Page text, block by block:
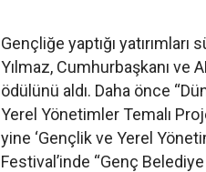
Gençliğe yaptığı
Yılmaz, Cumhurbaşkanı ve
ödülünü aldı. Daha önce
Yerel Yönetimler Temalı
yine ‘Gençlik ve Yerel
Festival’inde “Genç Belediye